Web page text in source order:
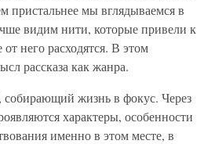
пристальнее мы вглядываемся в
видим нити, которые привели к
него расходятся. В этом
рассказа как жанра.
собирающий жизнь в фокус. Через
характеры, особенности
именно в этом месте, в